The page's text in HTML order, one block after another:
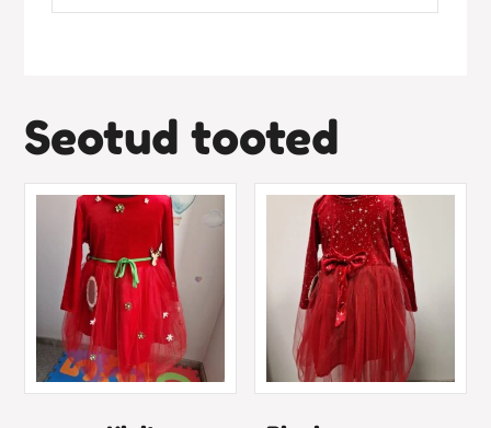
Seotud tooted